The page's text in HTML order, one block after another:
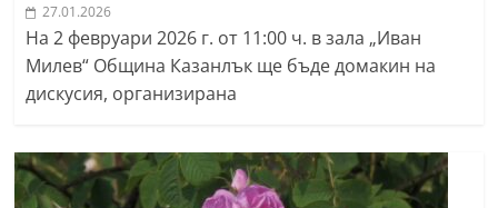
27.01.2026
На 2 февруари 2026 г. от 11:00 ч. в зала „Иван
Милев“ Община Казанлък ще бъде домакин на
дискусия, организирана